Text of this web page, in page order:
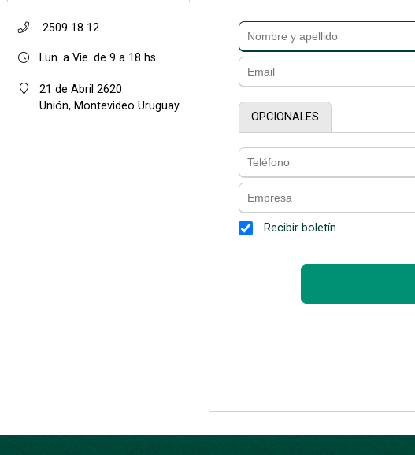
2509 18 12
Lun. a Vie. de 9 a 18 hs.
21 de Abril 2620
Unión, Montevideo Uruguay
OPCIONALES
Recibir boletín